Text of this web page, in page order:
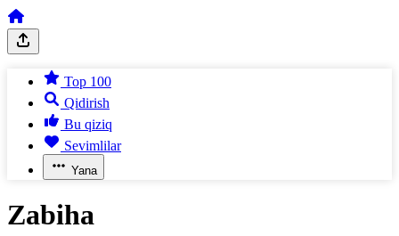
Top 100
Qidirish
Bu qiziq
Sevimlilar
Yana
Zabiha